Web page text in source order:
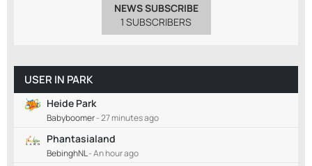
NEWS SUBSCRIBE
1 SUBSCRIBERS
USER IN PARK
Heide Park
Babyboomer-27 minutes ago
Phantasialand
BebinghNL-An hour ago